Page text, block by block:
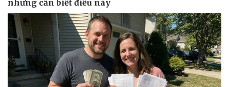
Thông tin doanh nghiệp
Doanh nghiệp 24h
Doanh nhân
Vì cộng đồng
Tin Công nghệ
Trải nghiệm
Chuyển đổi số